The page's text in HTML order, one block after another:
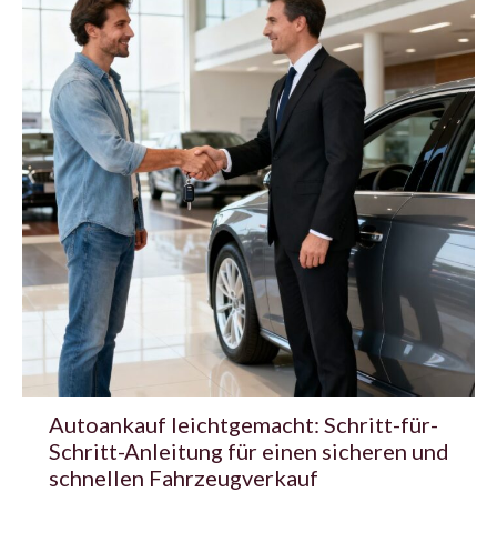
Autoankauf leichtgemacht: Schritt-für-
Schritt-Anleitung für einen sicheren und
schnellen Fahrzeugverkauf